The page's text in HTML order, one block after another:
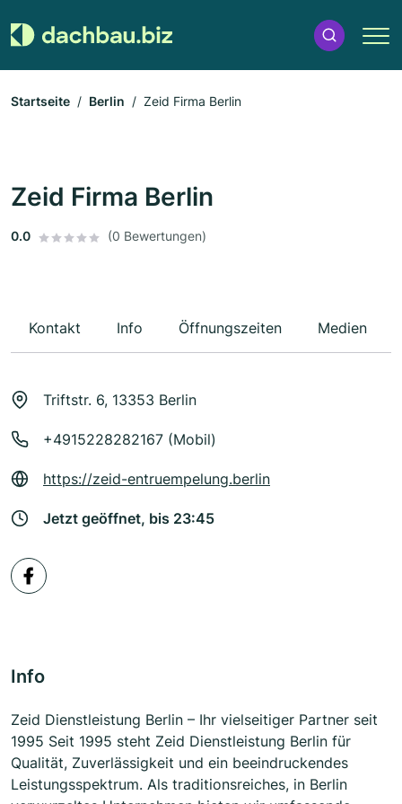
Startseite Berlin Zeid Firma Berlin
Zeid Firma Berlin
0.0 (0 Bewertungen)
Kontakt Info Öffnungszeiten Medien
Triftstr. 6, 13353 Berlin
+4915228282167 (Mobil)
https://zeid-entruempelung.berlin
Jetzt geöffnet, bis 23:45
Info
Zeid Dienstleistung Berlin – Ihr vielseitiger Partner seit
1995 Seit 1995 steht Zeid Dienstleistung Berlin für
Qualität, Zuverlässigkeit und ein beeindruckendes
Leistungsspektrum. Als traditionsreiches, in Berlin